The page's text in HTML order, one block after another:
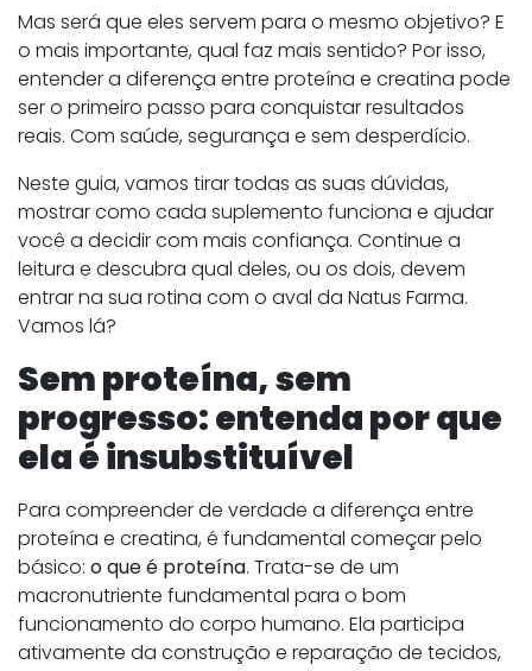
Mas será que eles servem para o mesmo objetivo? E
o mais importante, qual faz mais sentido? Por isso,
entender a diferença entre proteína e creatina pode
ser o primeiro passo para conquistar resultados
reais. Com saúde, segurança e sem desperdício.
Neste guia, vamos tirar todas as suas dúvidas,
mostrar como cada suplemento funciona e ajudar
você a decidir com mais confiança. Continue a
leitura e descubra qual deles, ou os dois, devem
entrar na sua rotina com o aval da Natus Farma.
Vamos lá?
Sem proteína, sem
progresso: entenda por que
ela é insubstituível
Para compreender de verdade a diferença entre
proteína e creatina, é fundamental começar pelo
básico: o que é proteína. Trata-se de um
macronutriente fundamental para o bom
funcionamento do corpo humano. Ela participa
ativamente da construção e reparação de tecidos,